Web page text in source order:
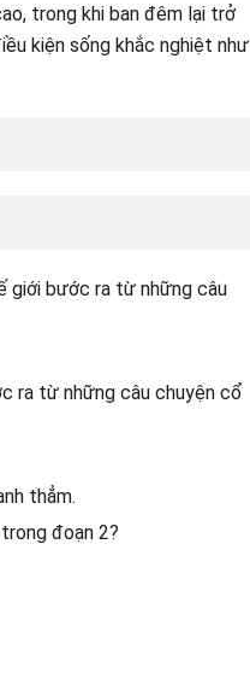
trong khi ban đêm lại trở
kiện sống khắc nghiệt như
giới bước ra từ những câu
ra từ những câu chuyện cổ
thẳm.
đoạn 2?